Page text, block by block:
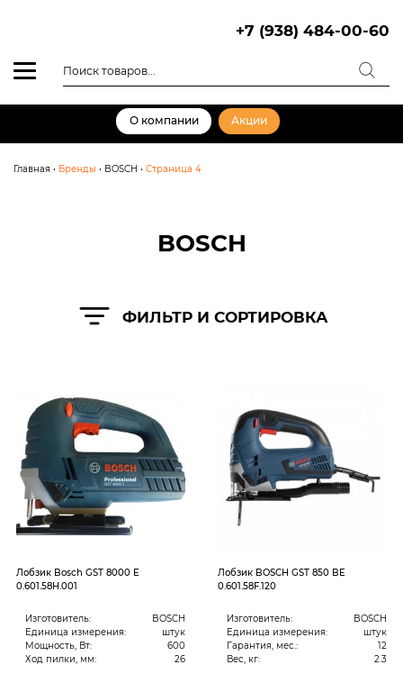
+7 (938) 484-00-60
товаров
О компании Акции
Главная • Бренды • BOSCH • Страница 4
BOSCH
Лобзик Bosch GST 8000 E
0.601.58H.001
Изготовитель:
BOSCH
Единица измерения:
штук
Мощность, Вт:
600
Ход пилки, мм:
26
Лобзик BOSCH GST 850 BE
0.601.58F.120
Изготовитель:
BOSCH
Единица измерения:
штук
Гарантия, мес.:
12
Вес, кг:
2.3
ФИЛЬТР И СОРТИРОВКА